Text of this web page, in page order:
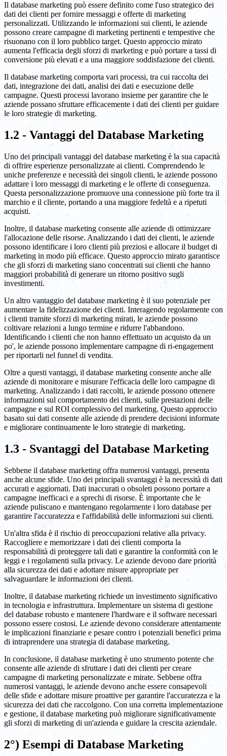
Il database marketing può essere definito come l'uso strategico dei
dati dei clienti per fornire messaggi e offerte di marketing
personalizzati. Utilizzando le informazioni sui clienti, le aziende
possono creare campagne di marketing pertinenti e tempestive che
risuonano con il loro pubblico target. Questo approccio mirato
aumenta l'efficacia degli sforzi di marketing e può portare a tassi di
conversione più elevati e a una maggiore soddisfazione dei clienti.
Il database marketing comporta vari processi, tra cui raccolta dei
dati, integrazione dei dati, analisi dei dati e esecuzione delle
campagne. Questi processi lavorano insieme per garantire che le
aziende possano sfruttare efficacemente i dati dei clienti per guidare
le loro strategie di marketing.
1.2 - Vantaggi del Database Marketing
Uno dei principali vantaggi del database marketing è la sua capacità
di offrire esperienze personalizzate ai clienti. Comprendendo le
uniche preferenze e necessità dei singoli clienti, le aziende possono
adattare i loro messaggi di marketing e le offerte di conseguenza.
Questa personalizzazione promuove una connessione più forte tra il
marchio e il cliente, portando a una maggiore fedeltà e a ripetuti
acquisti.
Inoltre, il database marketing consente alle aziende di ottimizzare
l'allocazione delle risorse. Analizzando i dati dei clienti, le aziende
possono identificare i loro clienti più preziosi e allocare il budget di
marketing in modo più efficace. Questo approccio mirato garantisce
che gli sforzi di marketing siano concentrati sui clienti che hanno
maggiori probabilità di generare un ritorno positivo sugli
investimenti.
Un altro vantaggio del database marketing è il suo potenziale per
aumentare la fidelizzazione dei clienti. Interagendo regolarmente con
i clienti tramite sforzi di marketing mirati, le aziende possono
coltivare relazioni a lungo termine e ridurre l'abbandono.
Identificando i clienti che non hanno effettuato un acquisto da un
po', le aziende possono implementare campagne di ri-engagement
per riportarli nel funnel di vendita.
Oltre a questi vantaggi, il database marketing consente anche alle
aziende di monitorare e misurare l'efficacia delle loro campagne di
marketing. Analizzando i dati raccolti, le aziende possono ottenere
informazioni sul comportamento dei clienti, sulle prestazioni delle
campagne e sul ROI complessivo del marketing. Questo approccio
basato sui dati consente alle aziende di prendere decisioni informate
e migliorare continuamente le loro strategie di marketing.
1.3 - Svantaggi del Database Marketing
Sebbene il database marketing offra numerosi vantaggi, presenta
anche alcune sfide. Uno dei principali svantaggi è la necessità di dati
accurati e aggiornati. Dati inaccurati o obsoleti possono portare a
campagne inefficaci e a sprechi di risorse. È importante che le
aziende puliscano e mantengano regolarmente i loro database per
garantire l'accuratezza e l'affidabilità delle informazioni sui clienti.
Un'altra sfida è il rischio di preoccupazioni relative alla privacy.
Raccogliere e memorizzare i dati dei clienti comporta la
responsabilità di proteggere tali dati e garantire la conformità con le
leggi e i regolamenti sulla privacy. Le aziende devono dare priorità
alla sicurezza dei dati e adottare misure appropriate per
salvaguardare le informazioni dei clienti.
Inoltre, il database marketing richiede un investimento significativo
in tecnologia e infrastruttura. Implementare un sistema di gestione
del database robusto e mantenere l'hardware e il software necessari
possono essere costosi. Le aziende devono considerare attentamente
le implicazioni finanziarie e pesare contro i potenziali benefici prima
di intraprendere una strategia di database marketing.
In conclusione, il database marketing è uno strumento potente che
consente alle aziende di sfruttare i dati dei clienti per creare
campagne di marketing personalizzate e mirate. Sebbene offra
numerosi vantaggi, le aziende devono anche essere consapevoli
delle sfide e adottare misure proattive per garantire l'accuratezza e la
sicurezza dei dati che raccolgono. Con una corretta implementazione
e gestione, il database marketing può migliorare significativamente
gli sforzi di marketing di un'azienda e guidare la crescita aziendale.
2°) Esempi di Database Marketing